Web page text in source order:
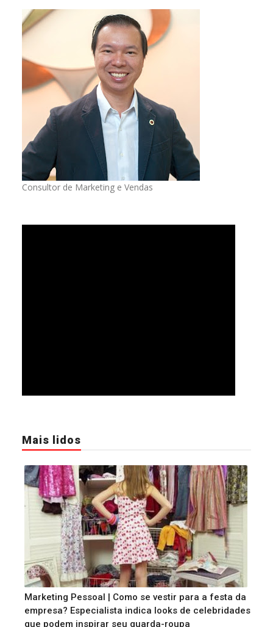
Consultor de Marketing e Vendas
Mais lidos
Marketing Pessoal | Como se vestir para a festa da
empresa? Especialista indica looks de celebridades
que podem inspirar seu guarda-roupa